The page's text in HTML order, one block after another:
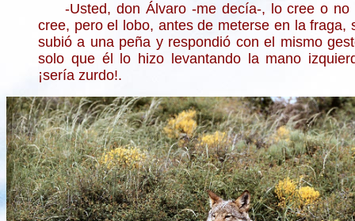
-Usted, don Álvaro -me decía-, lo cree o no
cree, pero el lobo, antes de meterse en la fraga,
subió a una peña y respondió con el mismo
solo que él lo hizo levantando la mano
¡sería zurdo!.